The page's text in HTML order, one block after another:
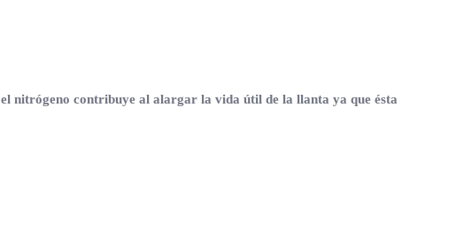
el nitrógeno contribuye al alargar la vida útil de la llanta ya que ésta